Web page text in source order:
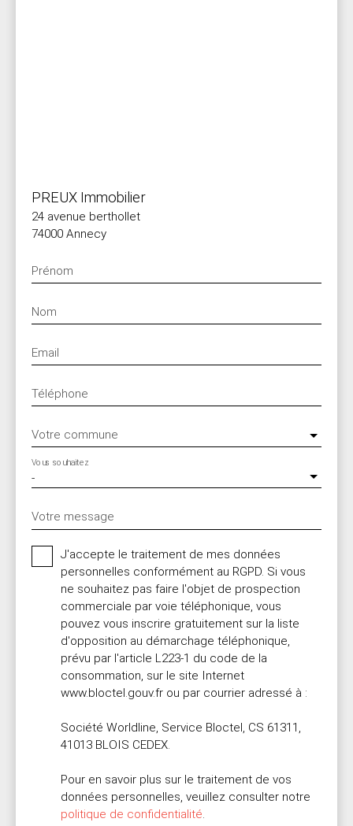
PREUX Immobilier
24 avenue berthollet
74000 Annecy
Prénom
Nom
Email
Téléphone
Votre commune
-
Vous souhaitez
Votre message
J'accepte le traitement de mes données
personnelles conformément au RGPD. Si vous
ne souhaitez pas faire l'objet de prospection
commerciale par voie téléphonique, vous
pouvez vous inscrire gratuitement sur la liste
d'opposition au démarchage téléphonique,
prévu par l'article L223-1 du code de la
consommation, sur le site Internet
www.bloctel.gouv.fr ou par courrier adressé à :
Société Worldline, Service Bloctel, CS 61311,
41013 BLOIS CEDEX.
Pour en savoir plus sur le traitement de vos
données personnelles, veuillez consulter notre
politique de confidentialité.